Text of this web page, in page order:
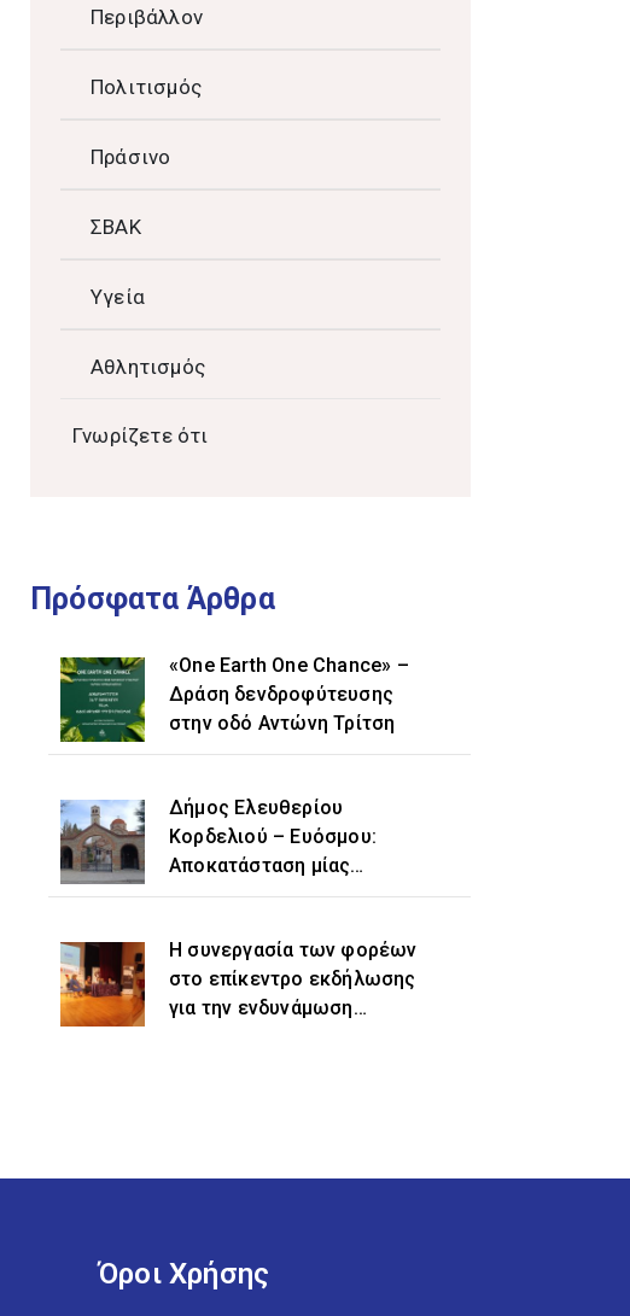
Περιβάλλον
Πολιτισμός
Πράσινο
ΣΒΑΚ
Υγεία
Αθλητισμός
Γνωρίζετε ότι
Πρόσφατα Άρθρα
«One Earth One Chance» –
Δράση δενδροφύτευσης
στην οδό Αντώνη Τρίτση
Δήμος Ελευθερίου
Κορδελιού – Ευόσμου:
Αποκατάσταση μίας
ιστορικής αδικίας η
«Ελευθέριο» στην
ονομασία του δήμου
Η συνεργασία των φορέων
στο επίκεντρο εκδήλωσης
για την ενδυνάμωση
Όροι Χρήσης